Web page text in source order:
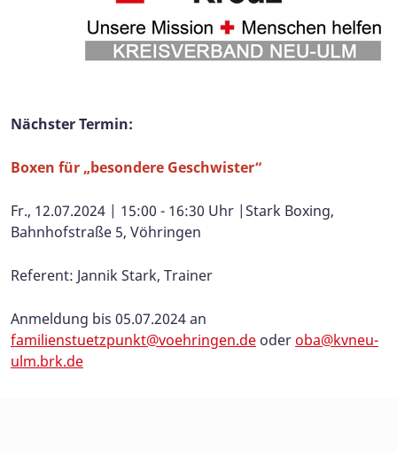
Nächster Termin:
Boxen für „besondere Geschwister“
Fr., 12.07.2024 | 15:00 - 16:30 Uhr |Stark Boxing,
Bahnhofstraße 5, Vöhringen
Referent: Jannik Stark, Trainer
Anmeldung bis 05.07.2024 an
familienstuetzpunkt@voehringen.de oder oba@kvneu-
ulm.brk.de